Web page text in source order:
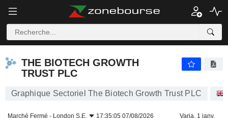
THE BIOTECH GROWTH
TRUST PLC
Graphique Sectoriel The Biotech Growth Trust PLC
Marché Fermé - London S.E. 17:35:05 07/08/2026 Varia. 1 janv.